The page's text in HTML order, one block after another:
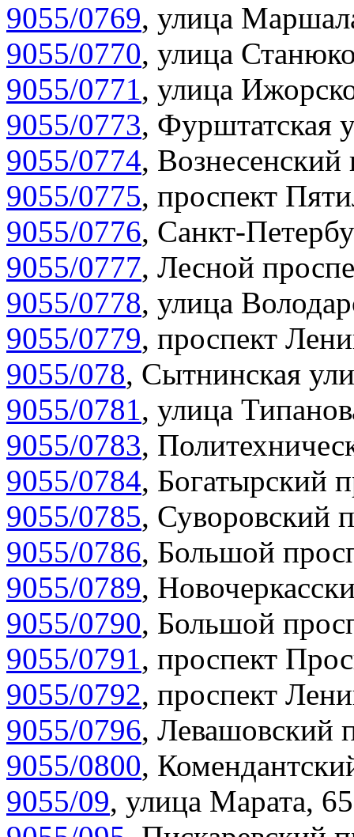
9055/0769, улица
9055/0770, улица
9055/0771, улица
9055/0773, Фурштатская
9055/0774, Вознесенский
9055/0775, проспект
9055/0776, Санкт-
9055/0777, Лесной
9055/0778, улица
9055/0779, проспект
9055/078, Сытнинская
9055/0781, улица
9055/0783,
9055/0784, Богатырский
9055/0785, Суворовский
9055/0786, Большой
9055/0789,
9055/0790, Большой
9055/0791, проспект
9055/0792, проспект
9055/0796, Левашовский
9055/0800,
9055/09, улица Марата, 65